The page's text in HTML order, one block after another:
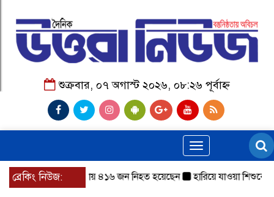
শুক্রবার, ০৭ অগাস্ট ২০২৬, ০৮:২৬ পূর্বাহ্ন
Toggle
navigation
ব্রেকিং নিউজ:
সড়ক দুর্ঘটনায় ৪১৬ জন নিহত হয়েছেন হারিয়ে যাওয়া শিশুকে